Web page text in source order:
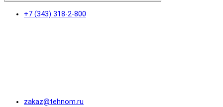
+7 (343) 318-2-800
zakaz@tehnom.ru